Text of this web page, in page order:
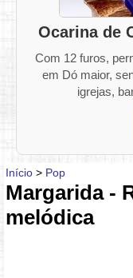
Ocarina de
Com 12 furos,
em Dó maior,
igrejas,
Início > Pop
Margarida -
melódica